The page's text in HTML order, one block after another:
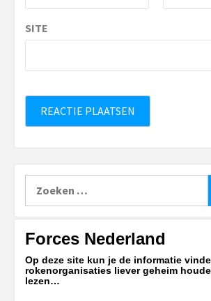
SITE
naar:
Forces Nederland
Op deze site kun je de informatie
rokenorganisaties liever geheim
lezen…